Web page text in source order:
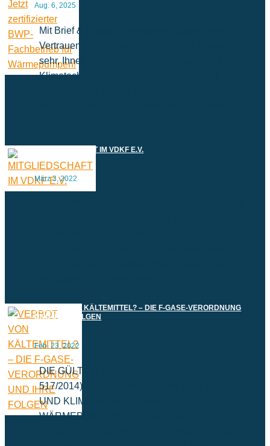
Aug. 6, 2025
Mit Brief & Siegel: Kompetenz, Qualität und
Vertrauen im Wärmepumpenbau Wir freuen uns
sehr, Ihnen mitteilen zu können, dass GEO
Klimatechnik offiziell vom Bundesverband
MITGLIEDSCHAFT IM VDKF E.V.
März 3, 2022
VERBOT VON KÄLTEMITTEL? – DIE F-GASE-VERORDNUNG
UND IHRE FOLGEN
Feb. 23, 2022
DIE GÜLTIGE F-GASE-VERORDNUNG (EU-VO
517/2014) STELLT BETREIBER VON KÄLTE-
UND KLIMAANLAGEN SOWIE
WÄRMEPUMPEN MIT SOG. F-GASEN VOR